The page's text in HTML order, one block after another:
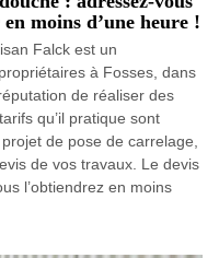
moins d’une heure !
Falck est un
à Fosses, dans
de réaliser des
qu’il pratique sont
de pose de carrelage,
de vos travaux. Le devis
l’obtiendrez en moins